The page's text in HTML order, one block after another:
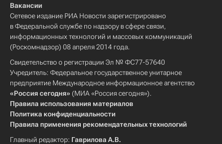
Вакансии
Сетевое издание РИА Новости зарегистрировано
в Федеральной службе по надзору в сфере связи,
информационных технологий и массовых коммуникаций
(Роскомнадзор) 08 апреля 2014 года.
Свидетельство о регистрации Эл № ФС77-57640
Учредитель: Федеральное государственное унитарное
предприятие Международное информационное агентство
«Россия сегодня» (МИА «Россия сегодня»).
Правила использования материалов
Политика конфиденциальности
Правила применения рекомендательных технологий
Главный редактор: Гаврилова А.В.